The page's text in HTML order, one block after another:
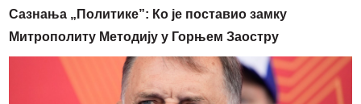
Сазнања „Политике”: Ко је поставио замку
Митрополиту Методију у Горњем Заостру